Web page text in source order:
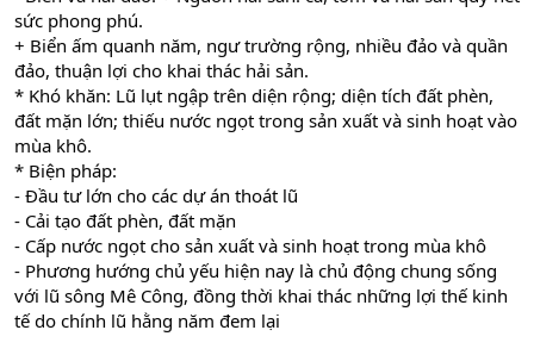
sức phong phú.
+ Biển ấm quanh năm, ngư trường rộng, nhiều đảo và quần
đảo, thuận lợi cho khai thác hải sản.
* Khó khăn: Lũ lụt ngập trên diện rộng; diện tích đất phèn,
đất mặn lớn; thiếu nước ngọt trong sản xuất và sinh hoạt vào
mùa khô.
* Biện pháp:
- Đầu tư lớn cho các dự án thoát lũ
- Cải tạo đất phèn, đất mặn
- Cấp nước ngọt cho sản xuất và sinh hoạt trong mùa khô
- Phương hướng chủ yếu hiện nay là chủ động chung sống
với lũ sông Mê Công, đồng thời khai thác những lợi thế kinh
tế do chính lũ hằng năm đem lại